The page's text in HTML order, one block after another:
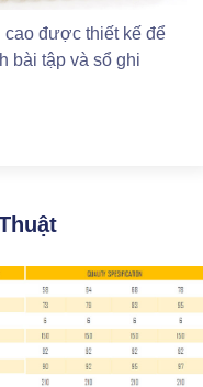
được thiết kế để
bài tập và sổ ghi